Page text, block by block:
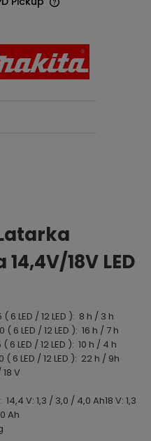
kosztów
18V LED
6 LED / 12 LED ): 8 h / 3 h
6 LED / 12 LED ): 16 h / 7 h
6 LED / 12 LED ): 10 h / 4 h
6 LED / 12 LED ): 22 h / 9h
V
V: 1,3 / 3,0 / 4,0 Ah18 V: 1,3
Ah